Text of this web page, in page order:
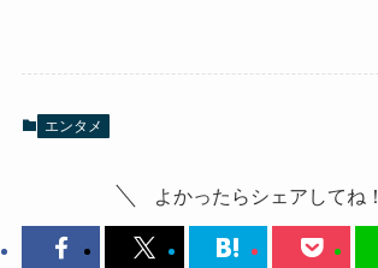
エンタメ
よかったらシェアしてね！